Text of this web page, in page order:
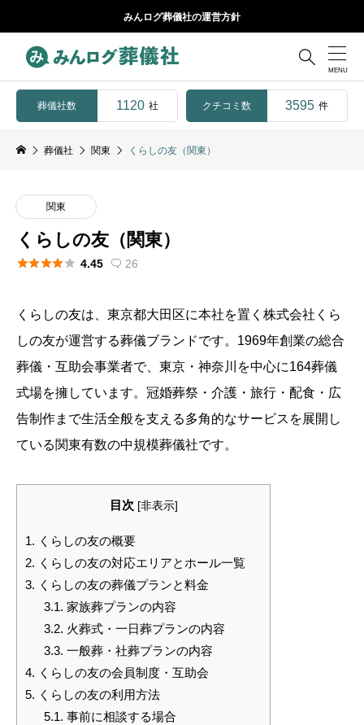
みんログ葬儀社の運営方針

葬儀社数 1120 社 クチコミ数 3595 件
葬儀社 関東 くらしの友（関東）
関東
くらしの友（関東）
 4.45  26
くらしの友は、東京都大田区に本社を置く株式会社くら
しの友が運営する葬儀ブランドです。1969年創業の総合
葬儀・互助会事業者で、東京・神奈川を中心に164葬儀
式場を擁しています。冠婚葬祭・介護・旅行・配食・広
告制作まで生活全般を支える多角的なサービスを展開し
ている関東有数の中規模葬儀社です。
目次 [非表示]
1. くらしの友の概要
2. くらしの友の対応エリアとホール一覧
3. くらしの友の葬儀プランと料金
3.1. 家族葬プランの内容
3.2. 火葬式・一日葬プランの内容
3.3. 一般葬・社葬プランの内容
4. くらしの友の会員制度・互助会
5. くらしの友の利用方法
5.1. 事前に相談する場合